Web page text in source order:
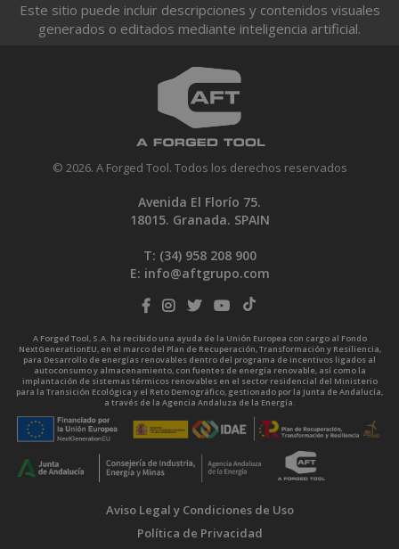
Este sitio puede incluir descripciones y contenidos visuales
generados o editados mediante inteligencia artificial.
© 2026. A Forged Tool. Todos los derechos reservados
Avenida El Florío 75.
18015. Granada. SPAIN
T: (34) 958 208 900
E: info@aftgrupo.com
A Forged Tool, S.A. ha recibido una ayuda de la Unión Europea con cargo al Fondo
NextGenerationEU, en el marco del Plan de Recuperación, Transformación y Resiliencia,
para Desarrollo de energías renovables dentro del programa de incentivos ligados al
autoconsumo y almacenamiento, con fuentes de energía renovable, así como la
implantación de sistemas térmicos renovables en el sector residencial del Ministerio
para la Transición Ecológica y el Reto Demográfico, gestionado por la Junta de Andalucía,
a través de la Agencia Andaluza de la Energía.
Aviso Legal y Condiciones de Uso
Política de Privacidad